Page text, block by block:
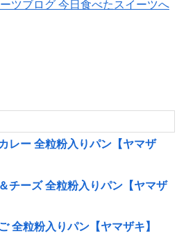
レー 全粒粉入りパン【ヤマザ
チーズ 全粒粉入りパン【ヤマザ
全粒粉入りパン【ヤマザキ】